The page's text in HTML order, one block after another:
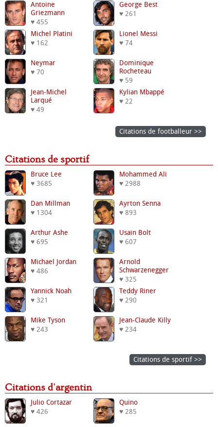
Antoine
Griezmann
♥ 455
George Best
♥ 261
Michel Platini
♥ 162
Lionel Messi
♥ 74
Neymar
♥ 70
Dominique
Rocheteau
♥ 59
Jean-Michel
Larqué
♥ 49
Kylian Mbappé
♥ 22
Citations de footballeur >>
Citations de sportif
Bruce Lee
♥ 3685
Mohammed Ali
♥ 2988
Dan Millman
♥ 1304
Ayrton Senna
♥ 893
Arthur Ashe
♥ 695
Usain Bolt
♥ 607
Michael Jordan
♥ 486
Arnold
Schwarzenegger
♥ 325
Yannick Noah
♥ 321
Teddy Riner
♥ 290
Mike Tyson
♥ 243
Jean-Claude Killy
♥ 234
Citations de sportif >>
Citations d'argentin
Julio Cortazar
♥ 426
Quino
♥ 285